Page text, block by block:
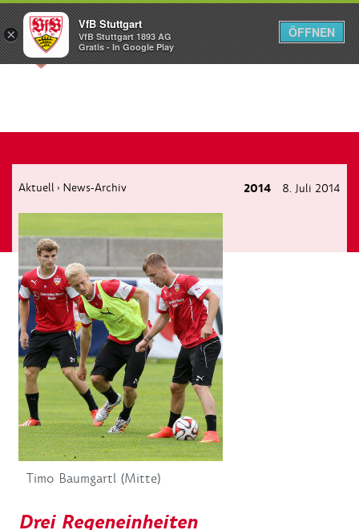
Menü
Aktuell › News-Archiv 2014 8. Juli 2014
Timo Baumgartl (Mitte)
Drei Regeneinheiten
×
VfB Stuttgart
VfB Stuttgart 1893 AG
Gratis - In Google Play
ÖFFNEN